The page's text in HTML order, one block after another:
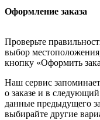
Оформление заказа
Проверьте
выбор
кнопку «Оформить
Наш сервис
о заказе и в
данные предыдущего
выбирайте другие